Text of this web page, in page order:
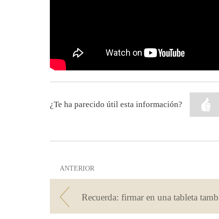
¿Te ha parecido útil esta información?
ANTERIOR